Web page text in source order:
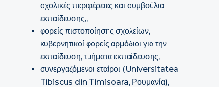
σχολικές περιφέρειες και συμβούλια
εκπαίδευσης,,
φορείς πιστοποίησης σχολείων,
κυβερνητικοί φορείς αρμόδιοι για την
εκπαίδευση, τμήματα εκπαίδευσης,
συνεργαζόμενοι εταίροι (Universitatea
Tibiscus din Timisoara, Ρουμανία),